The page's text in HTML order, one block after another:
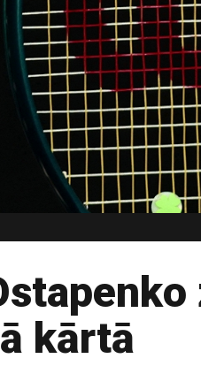
kārtā